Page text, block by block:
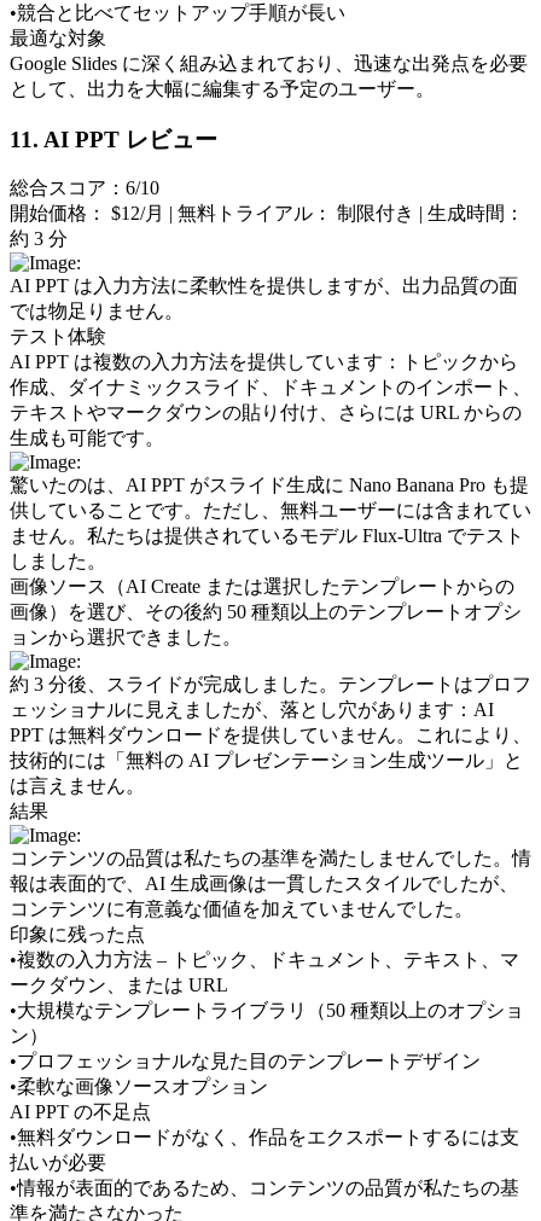
•競合と比べてセットアップ手順が長い
最適な対象
Google Slides に深く組み込まれており、迅速な出発点を必要
として、出力を大幅に編集する予定のユーザー。
11. AI PPT レビュー
総合スコア：6/10
開始価格：
$12/月 | 無料トライアル： 制限付き | 生成時間：
約 3 分
AI PPT は入力方法に柔軟性を提供しますが、出力品質の面
では物足りません。
テスト体験
AI PPT は複数の入力方法を提供しています：トピックから
作成、ダイナミックスライド、ドキュメントのインポート、
テキストやマークダウンの貼り付け、さらには URL からの
生成も可能です。
驚いたのは、AI PPT がスライド生成に Nano Banana Pro も提
供していることです。ただし、無料ユーザーには含まれてい
ません。私たちは提供されているモデル Flux-Ultra でテスト
しました。
画像ソース（AI Create または選択したテンプレートからの
画像）を選び、その後約 50 種類以上のテンプレートオプシ
ョンから選択できました。
約 3 分後、スライドが完成しました。テンプレートはプロフ
ェッショナルに見えましたが、落とし穴があります： AI
PPT は無料ダウンロードを提供していません。これにより、
技術的には「無料の AI プレゼンテーション生成ツール」と
は言えません。
結果
コンテンツの品質は私たちの基準を満たしませんでした。情
報は表面的で、AI 生成画像は一貫したスタイルでしたが、
コンテンツに有意義な価値を加えていませんでした。
印象に残った点
•複数の入力方法 – トピック、ドキュメント、テキスト、マ
ークダウン、または URL
•大規模なテンプレートライブラリ（50 種類以上のオプショ
ン）
•プロフェッショナルな見た目のテンプレートデザイン
•柔軟な画像ソースオプション
AI PPT の不足点
•無料ダウンロードがなく、作品をエクスポートするには支
払いが必要
•情報が表面的であるため、コンテンツの品質が私たちの基
準を満たさなかった